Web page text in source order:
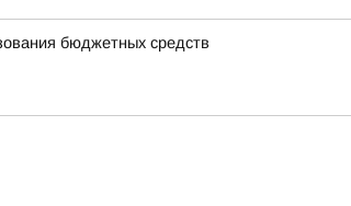
бюджетных средств